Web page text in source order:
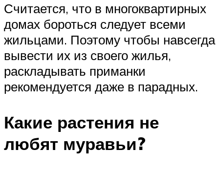
Считается, что в многоквартирных
домах бороться следует всеми
жильцами. Поэтому чтобы навсегда
вывести их из своего жилья,
раскладывать приманки
рекомендуется даже в парадных.
Какие растения не
любят муравьи?